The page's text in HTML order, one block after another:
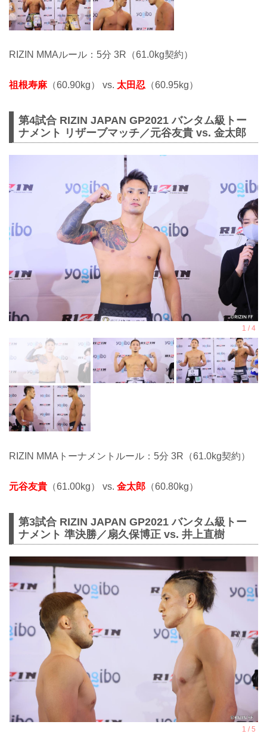
RIZIN MMAルール：5分 3R（61.0kg契約）
祖根寿麻（60.90kg） vs. 太田忍 （60.95kg）
第4試合 RIZIN JAPAN GP2021 バンタム級トー
ナメント リザーブマッチ／元谷友貴 vs. 金太郎
RIZIN MMAトーナメントルール：5分 3R（61.0kg契約）
元谷友貴 （61.00kg） vs. 金太郎 （60.80kg）
第3試合 RIZIN JAPAN GP2021 バンタム級トー
ナメント 準決勝／扇久保博正 vs. 井上直樹